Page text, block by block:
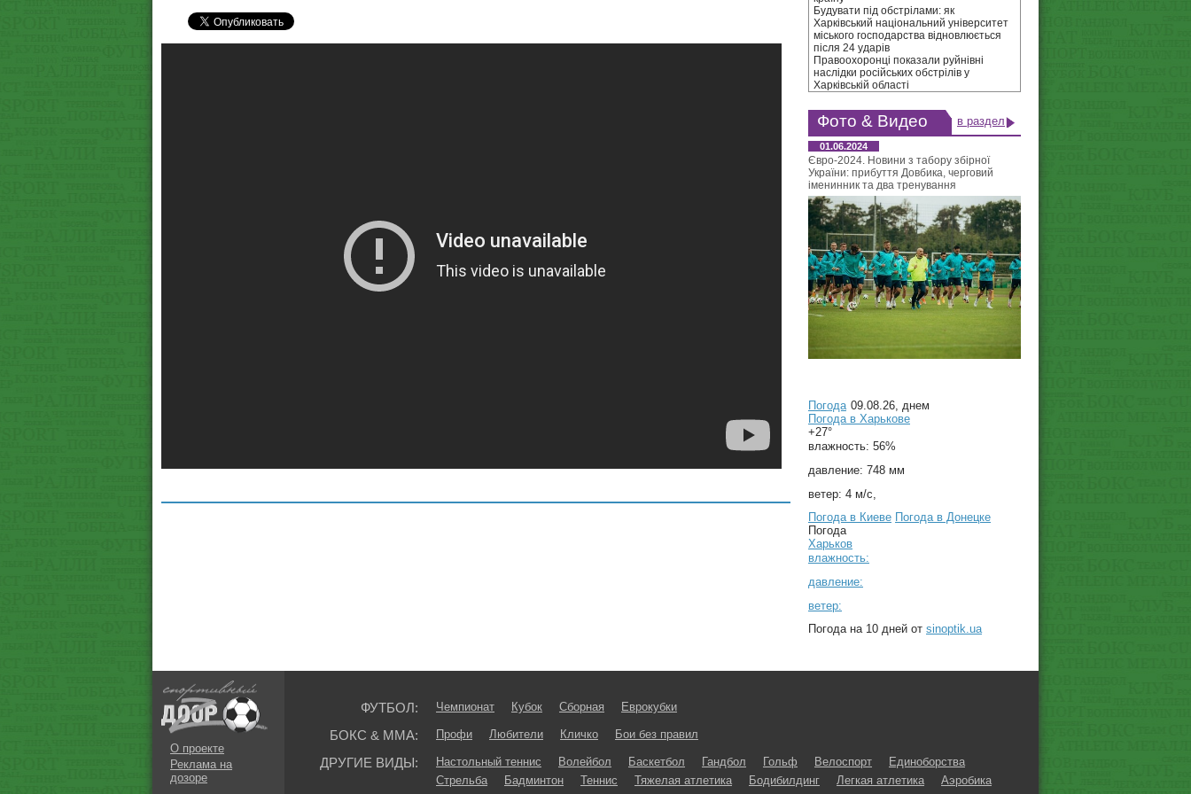
Будувати під обстрілами: як
Харківський національний університет
міського господарства відновлюється
після 24 ударів
Правоохоронці показали руйнівні
наслідки російських обстрілів у
Харківській області
Фото & Видео в раздел
01.06.2024
Євро-2024. Новини з табору збірної
України: прибуття Довбика, черговий
іменинник та два тренування
Погода 09.08.26, днем
Погода в Харькове
+27°
влажность: 56%
давление: 748 мм
ветер: 4 м/с,
Погода в Киеве Погода в Донецке
Погода
Харьков
влажность:
давление:
ветер:
Погода на 10 дней от sinoptik.ua
О проекте
Реклама на
дозоре
ФУТБОЛ: Чемпионат Кубок Сборная Еврокубки
БОКС & ММА: Профи Любители Кличко Бои без правил
ДРУГИЕ ВИДЫ: Настольный теннис Волейбол Баскетбол Гандбол Гольф Велоспорт
Единоборства
Стрельба
Бадминтон Теннис Тяжелая атлетика Бодибилдинг Легкая атлетика
Аэробика